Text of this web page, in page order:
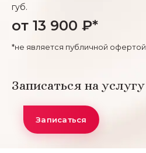
губ.
от 13 900 ₽*
*не является публичной офертой
Записаться на услугу
Записаться